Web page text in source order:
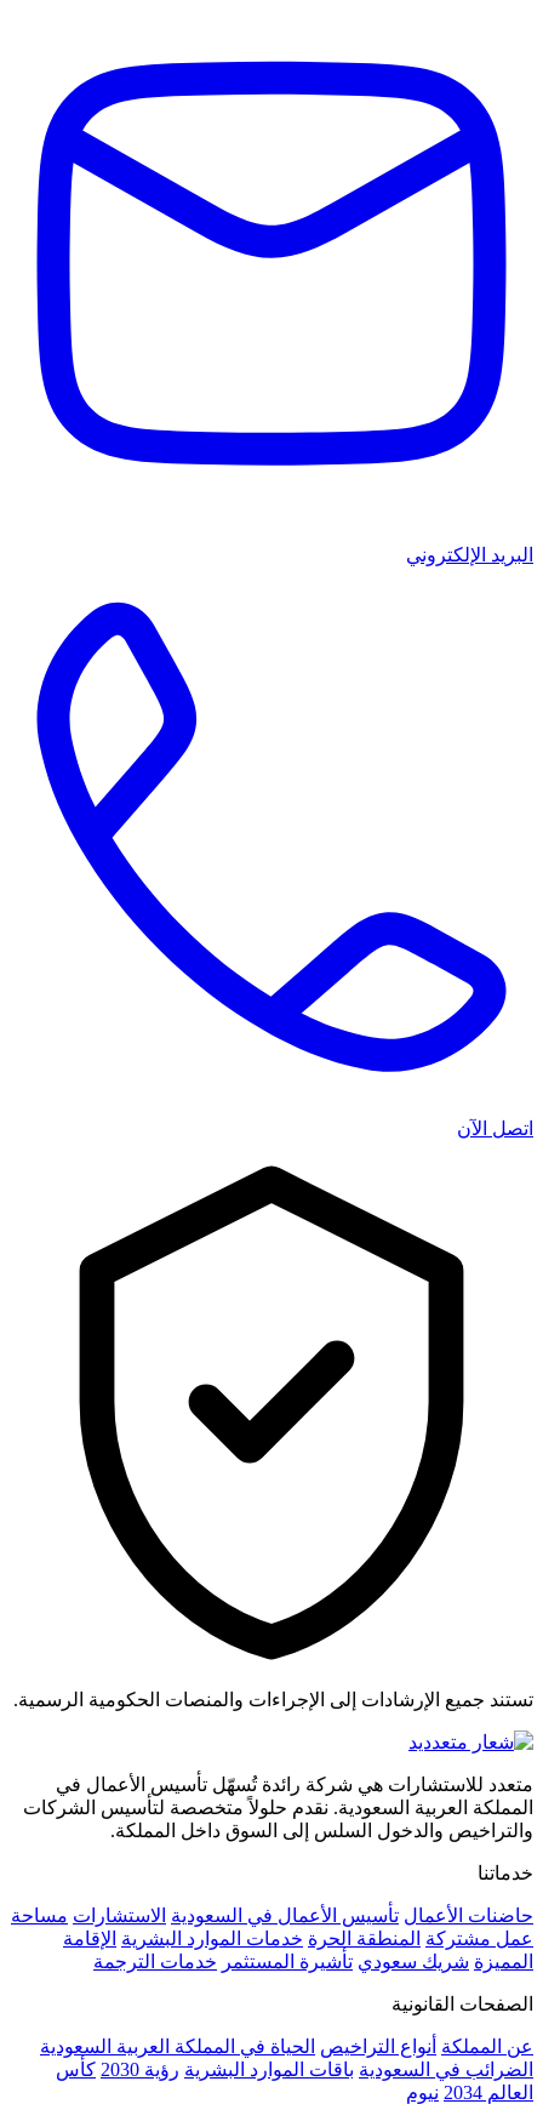
البريد الإلكتروني
اتصل الآن
تستند جميع الإرشادات إلى الإجراءات والمنصات الحكومية الرسمية.
متعدد للاستشارات هي شركة رائدة تُسهّل تأسيس الأعمال في
المملكة العربية السعودية. نقدم حلولاً متخصصة لتأسيس الشركات
والتراخيص والدخول السلس إلى السوق داخل المملكة.
خدماتنا
حاضنات الأعمال تأسيس الأعمال في السعودية الاستشارات مساحة
عمل مشتركة المنطقة الحرة خدمات الموارد البشرية الإقامة
المميزة شريك سعودي تأشيرة المستثمر خدمات الترجمة
الصفحات القانونية
عن المملكة أنواع التراخيص الحياة في المملكة العربية السعودية
الضرائب في السعودية باقات الموارد البشرية رؤية 2030
كأس
العالم 2034
نيوم